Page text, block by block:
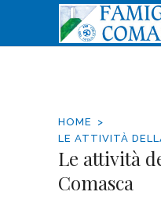
HOME
LE ATTIVITÀ
Le attività
Comasca